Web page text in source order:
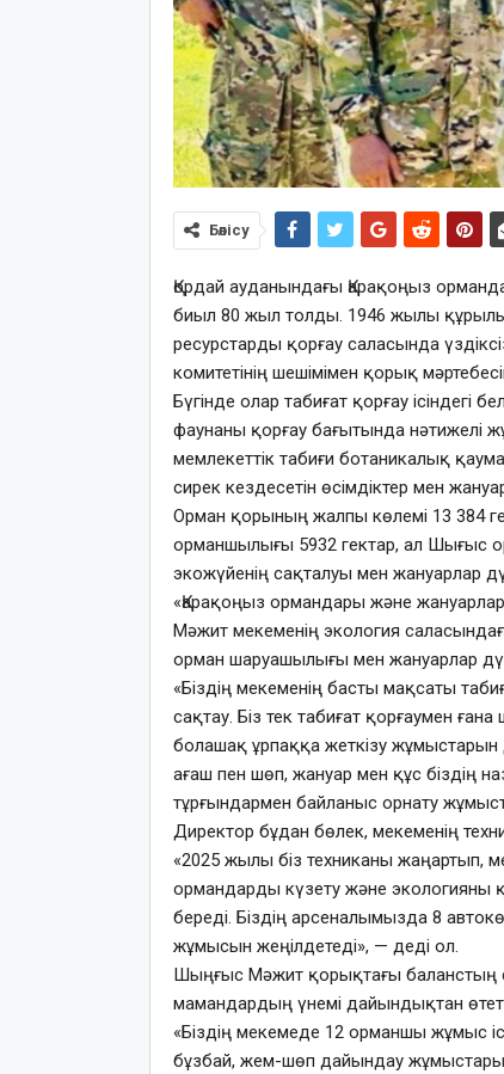
Бөлісу
Қордай ауданындағы Қарақоңыз
биыл 80 жыл толды. 1946 жылы
ресурстарды қорғау саласында
комитетінің шешімімен қорық
Бүгінде олар табиғат қорғау ісіндегі
фаунаны қорғау бағытында нәтижелі
мемлекеттік табиғи ботаникалық
сирек кездесетін өсімдіктер мен
Орман қорының жалпы көлемі 13 384
орманшылығы 5932 гектар, ал Шығыс
экожүйенің сақталуы мен жануарлар
«Қарақоңыз ормандары және
Мәжит мекеменің экология
орман шаруашылығы мен жануарлар
«Біздің мекеменің басты мақсаты
сақтау. Біз тек табиғат қорғаумен
болашақ ұрпаққа жеткізу
ағаш пен шөп, жануар мен құс біздің
тұрғындармен байланыс орнату
Директор бұдан бөлек, мекеменің
«2025 жылы біз техниканы жаңартып,
ормандарды күзету және экологияны
береді. Біздің арсеналымызда 8
жұмысын жеңілдетеді», — деді ол.
Шыңғыс Мәжит қорықтағы баланстың
мамандардың үнемі дайындықтан
«Біздің мекемеде 12 орманшы жұмыс
бұзбай, жем-шөп дайындау